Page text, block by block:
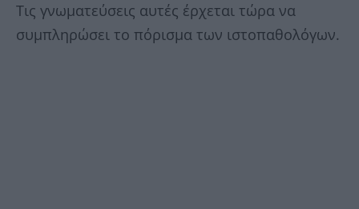
Τις γνωματεύσεις αυτές έρχεται τώρα να
συμπληρώσει το πόρισμα των ιστοπαθολόγων.